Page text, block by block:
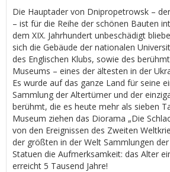
Die Hauptader von Dnipropetrowsk –
– ist für die Reihe der schönen Bauten
dem XIX. Jahrhundert unbeschädigt
sich die Gebäude der nationalen
des Englischen Klubs, sowie des
Museums – eines der ältesten in der
Es wurde auf das ganze Land für seine
Sammlung der Altertümer und der
berühmt, die es heute mehr als sieben
Museum ziehen das Diorama „Die
von den Ereignissen des Zweiten
der größten in der Welt Sammlungen
Statuen die Aufmerksamkeit: das Alter
erreicht 5 Tausend Jahre!